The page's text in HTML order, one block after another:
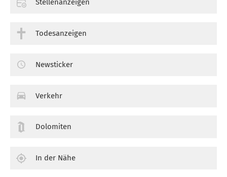
Stellenanzeigen
Todesanzeigen
Newsticker
Verkehr
Dolomiten
In der Nähe